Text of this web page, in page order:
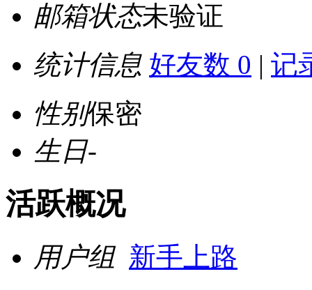
邮箱状态未验证
统计信息 好友数 0 | 记
性别保密
生日-
活跃概况
用户组 新手上路